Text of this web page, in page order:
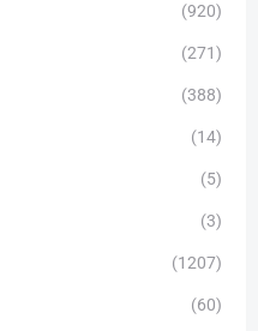
(920)
(271)
(388)
(14)
(5)
(3)
(1207)
(60)